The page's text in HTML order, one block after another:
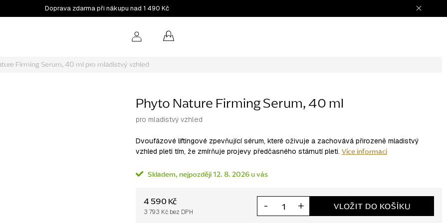
Doprava zdarma při nákupu nad 1 490 Kč
NÁKUPNÍ
KOŠÍK
Firming Serum, 40 ml pro mladistvý vzhled
Phyto Nature Firming Serum, 40 ml
pro mladistvý vzhled
Dvoufázové liftingové zpevňující sérum, které oživuje a zachovává přirozeně mladistvý
vzhled pleti tím, že zmírňuje projevy předčasného stárnutí pleti. Více informací
Skladem 12. 8. 2026
4 590 Kč
3 793 Kč bez DPH VLOŽIT DO KOŠÍKU